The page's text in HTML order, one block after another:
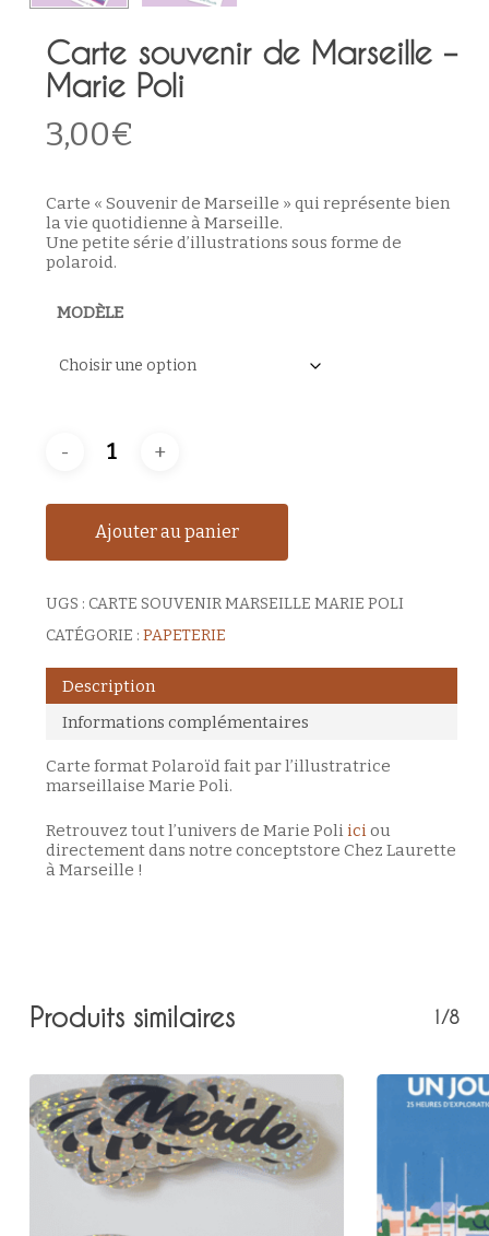
Votre panier est vide.
Carte souvenir de Marseille –
Marie Poli
3,00€
Carte « Souvenir de Marseille » qui représente bien
la vie quotidienne à Marseille.
Une petite série d’illustrations sous forme de
polaroid.
MODÈLE
Ajouter au panier
UGS : CARTE SOUVENIR MARSEILLE MARIE POLI
CATÉGORIE : PAPETERIE
Description
Informations complémentaires
Carte format Polaroïd fait par l’illustratrice
marseillaise Marie Poli.
Retrouvez tout l’univers de Marie Poli iciou
directement dans notre conceptstore Chez Laurette
à Marseille !
Produits similaires 1/8